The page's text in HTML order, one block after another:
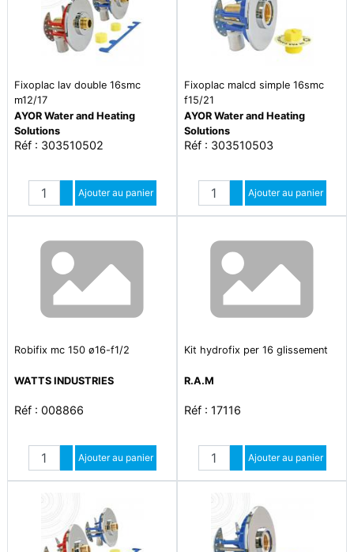
Fixoplac lav double 16smc
m12/17
AYOR Water and Heating
Solutions
Réf : 303510502
Quantité
Augmenter quantité
Diminuer quantité
Ajouter au panier
Fixoplac malcd simple 16smc
f15/21
AYOR Water and Heating
Solutions
Réf : 303510503
Quantité
Augmenter quantité
Diminuer quantité
Ajouter au panier
Robifix mc 150 ø16-f1/2
WATTS INDUSTRIES
Réf : 008866
Quantité
Augmenter quantité
Diminuer quantité
Ajouter au panier
Kit hydrofix per 16 glissement
R.A.M
Réf : 17116
Quantité
Augmenter quantité
Diminuer quantité
Ajouter au panier